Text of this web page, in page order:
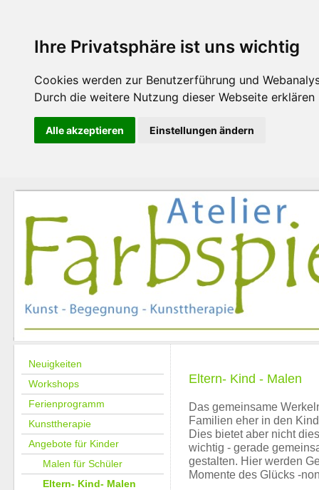
Ihre Privatsphäre ist uns wichtig
Cookies werden zur Benutzerführung und
Durch die weitere Nutzung dieser Webseite
Alle akzeptieren Einstellungen ändern
Neuigkeiten
Workshops
Ferienprogramm
Kunsttherapie
Angebote für Kinder
Malen für Schüler
Eltern- Kind- Malen
Eltern- Kind - Malen
Das gemeinsame
Familien eher in den
Dies bietet aber nicht
wichtig - gerade
gestalten. Hier werden
Momente des Glücks -